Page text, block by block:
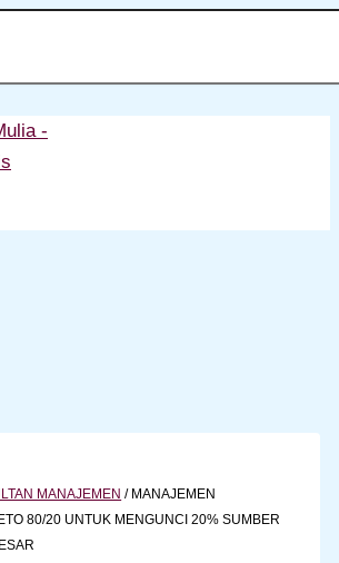
MANAJEMEN / MANAJEMEN
80/20 UNTUK MENGUNCI 20% SUMBER